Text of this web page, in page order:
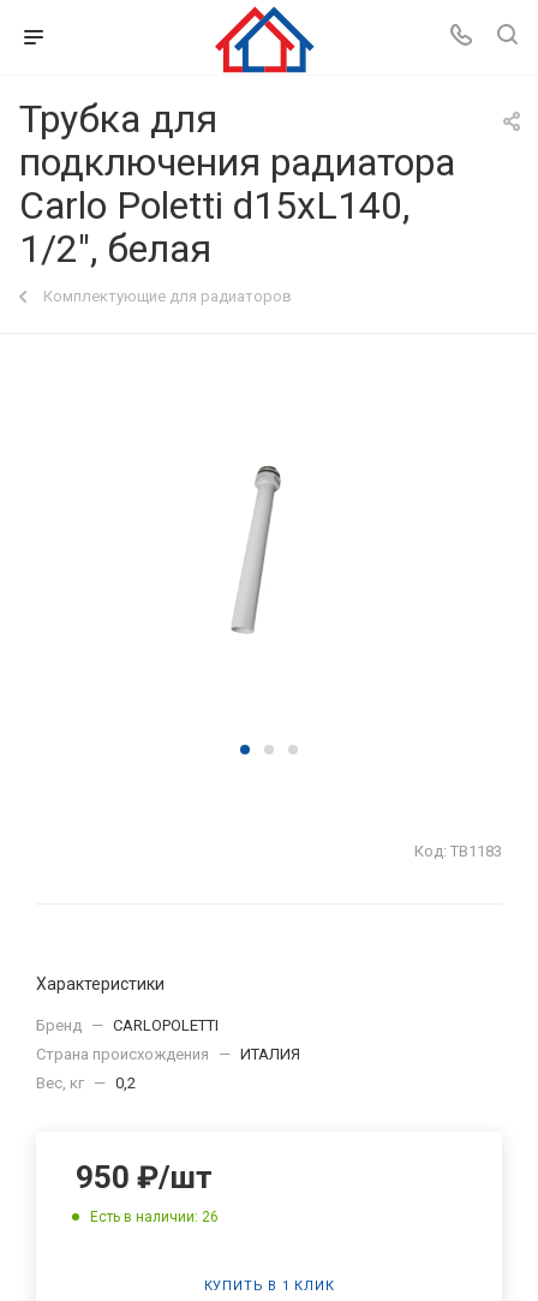
Трубка для
подключения радиатора
Carlo Poletti d15хL140,
1/2", белая
Комплектующие для радиаторов
Код: ТВ1183
Характеристики
Бренд — CARLOPOLETTI
Страна происхождения
— ИТАЛИЯ
Вес, кг — 0,2
950 ₽/шт
Есть в наличии: 26
КУПИТЬ В 1 КЛИК